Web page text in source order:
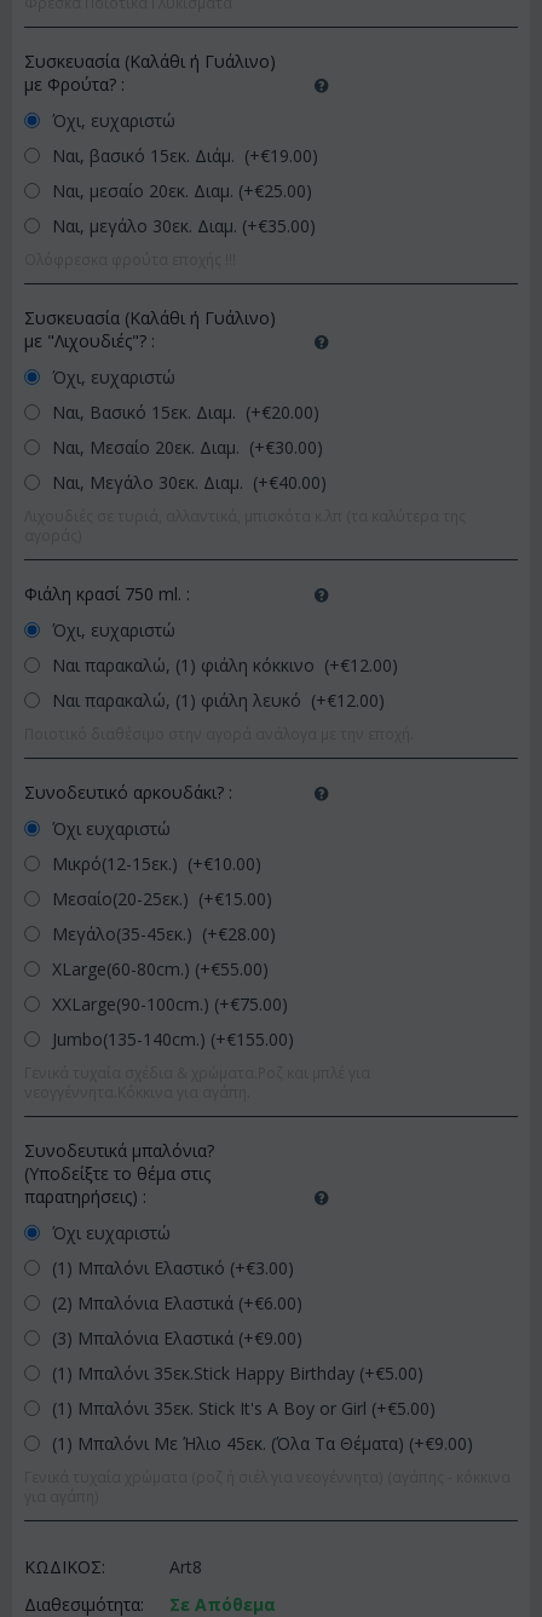
Συσκευασία (Καλάθι ή Γυάλινο)
με Φρούτα? :
Όχι, ευχαριστώ
Ναι, βασικό 15εκ. Διάμ. (+€19.00)
Ναι, μεσαίο 20εκ. Διαμ. (+€25.00)
Ναι, μεγάλο 30εκ. Διαμ. (+€35.00)
Συσκευασία (Καλάθι ή Γυάλινο)
με "Λιχουδιές"? :
Όχι, ευχαριστώ
Ναι, Βασικό 15εκ. Διαμ. (+€20.00)
Ναι, Μεσαίο 20εκ. Διαμ. (+€30.00)
Ναι, Μεγάλο 30εκ. Διαμ. (+€40.00)
Φιάλη κρασί 750 ml. :
Όχι, ευχαριστώ
Ναι παρακαλώ, (1) φιάλη κόκκινο (+€12.00)
Ναι παρακαλώ, (1) φιάλη λευκό (+€12.00)
Συνοδευτικό αρκουδάκι? :
Όχι ευχαριστώ
Μικρό(12-15εκ.) (+€10.00)
Μεσαίο(20-25εκ.) (+€15.00)
Μεγάλο(35-45εκ.) (+€28.00)
XLarge(60-80cm.) (+€55.00)
XXLarge(90-100cm.) (+€75.00)
Jumbo(135-140cm.) (+€155.00)
Συνοδευτικά μπαλόνια?
(Υποδείξτε το θέμα στις
παρατηρήσεις) :
Όχι ευχαριστώ
(1) Μπαλόνι Ελαστικό (+€3.00)
(2) Μπαλόνια Ελαστικά (+€6.00)
(3) Μπαλόνια Ελαστικά (+€9.00)
(1) Μπαλόνι 35εκ.Stick Happy Birthday (+€5.00)
(1) Μπαλόνι 35εκ. Stick It's A Boy or Girl (+€5.00)
(1) Μπαλόνι Με Ήλιο 45εκ. (Όλα Τα Θέματα) (+€9.00)
ΚΩΔΙΚΟΣ:
Art8
Διαθεσιμότητα:
Σε Απόθεμα